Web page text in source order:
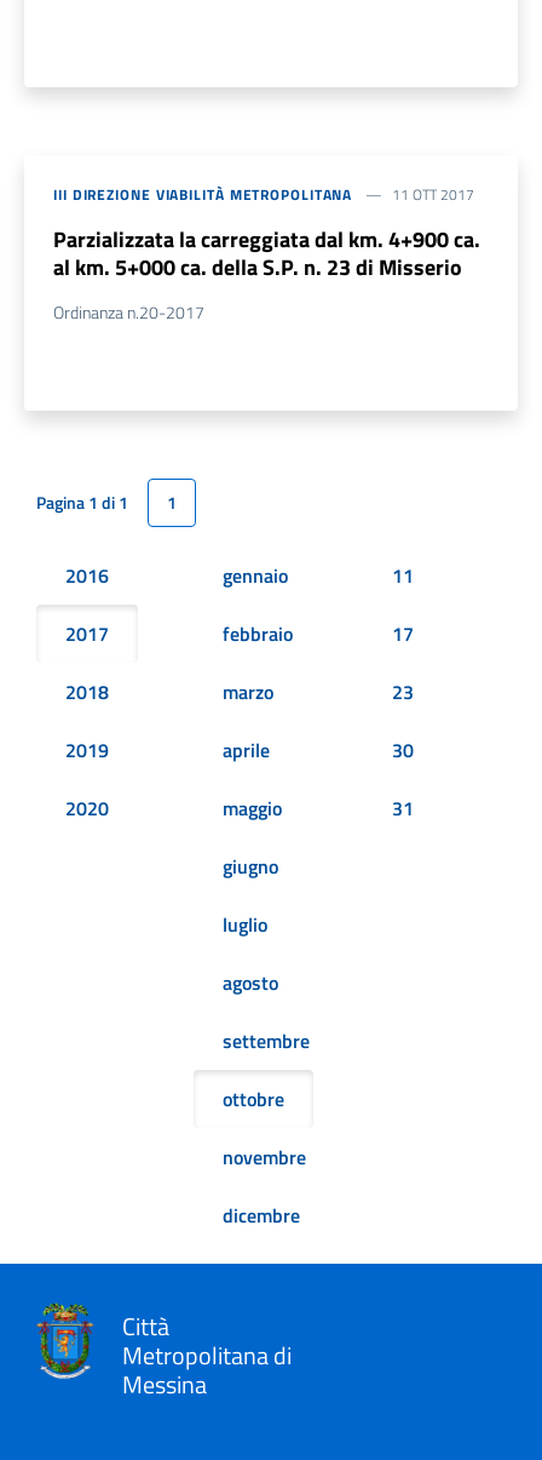
III DIREZIONE VIABILITÀ METROPOLITANA 11 OTT 2017
Parzializzata la carreggiata dal km. 4+900 ca.
al km. 5+000 ca. della S.P. n. 23 di Misserio
Ordinanza n.20-2017
Pagina 1 di 1 1
2016
2017
2018
2019
2020
gennaio
febbraio
marzo
aprile
maggio
giugno
luglio
agosto
settembre
ottobre
novembre
dicembre
11
17
23
30
31
Città
Metropolitana di
Messina